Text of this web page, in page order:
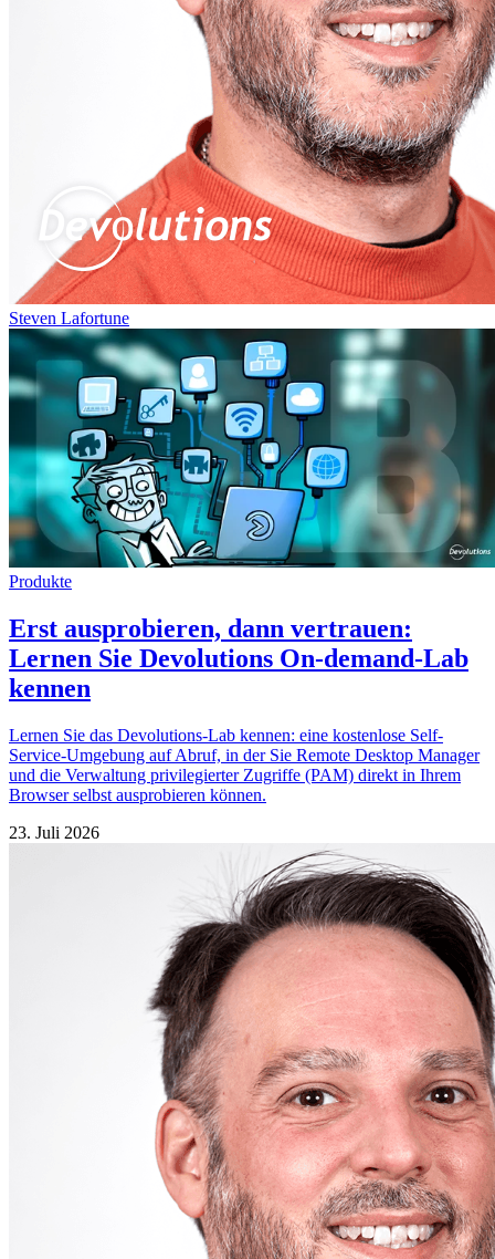
Steven Lafortune
Produkte
Erst ausprobieren, dann vertrauen:
Lernen Sie Devolutions On-demand-Lab
kennen
Lernen Sie das Devolutions-Lab kennen: eine kostenlose Self-
Service-Umgebung auf Abruf, in der Sie Remote Desktop Manager
und die Verwaltung privilegierter Zugriffe (PAM) direkt in Ihrem
Browser selbst ausprobieren können.
23. Juli 2026